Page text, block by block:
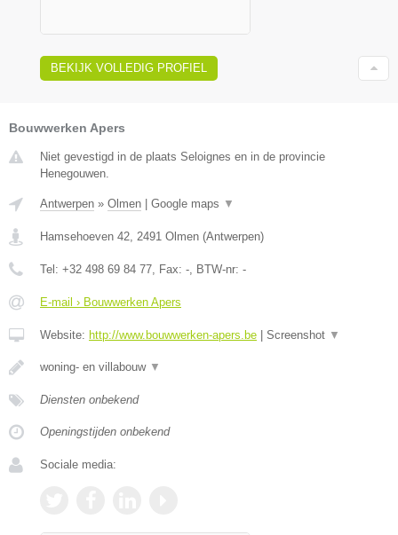
BEKIJK VOLLEDIG PROFIEL
Bouwwerken Apers
Niet gevestigd in de plaats Seloignes en in de provincie
Henegouwen.
Antwerpen » Olmen | Google maps ▼
Hamsehoeven 42 2491 Olmen (Antwerpen)
Tel: +32 498 69 84 77 , Fax: - , BTW-nr: -
E-mail › Bouwwerken Apers
Website: http://www.bouwwerken-apers.be | Screenshot ▼
woning- en villabouw ▼
Diensten onbekend
Openingstijden onbekend
Sociale media: